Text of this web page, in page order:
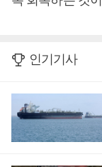
인기기사